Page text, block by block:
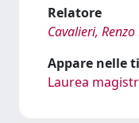
Relatore
Cavalieri,
Appare nelle
Laurea